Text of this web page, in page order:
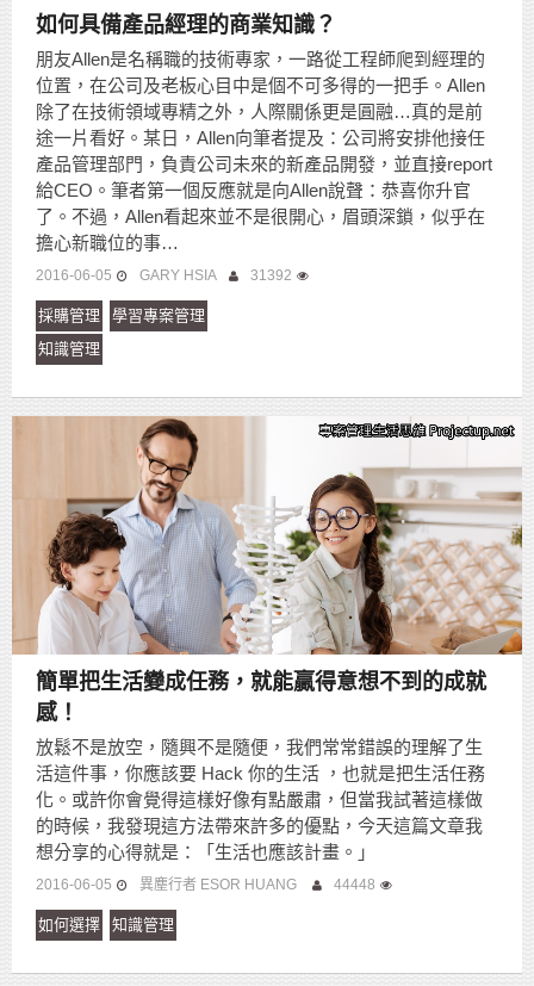
如何具備產品經理的商業知識？
朋友Allen是名稱職的技術專家，一路從工程師爬到經理的
位置，在公司及老板心目中是個不可多得的一把手。Allen
除了在技術領域專精之外，人際關係更是圓融…真的是前
途一片看好。某日，Allen向筆者提及：公司將安排他接任
產品管理部門，負責公司未來的新產品開發，並直接report
給CEO。筆者第一個反應就是向Allen說聲：恭喜你升官
了。不過，Allen看起來並不是很開心，眉頭深鎖，似乎在
擔心新職位的事…
2016-06-05 GARY HSIA 31392
採購管理
學習專案管理
知識管理
簡單把生活變成任務，就能贏得意想不到的成就
感！
放鬆不是放空，隨興不是隨便，我們常常錯誤的理解了生
活這件事，你應該要 Hack 你的生活 ，也就是把生活任務
化。或許你會覺得這樣好像有點嚴肅，但當我試著這樣做
的時候，我發現這方法帶來許多的優點，今天這篇文章我
想分享的心得就是：「生活也應該計畫。」
2016-06-05 異塵行者 ESOR HUANG 44448
如何選擇 知識管理